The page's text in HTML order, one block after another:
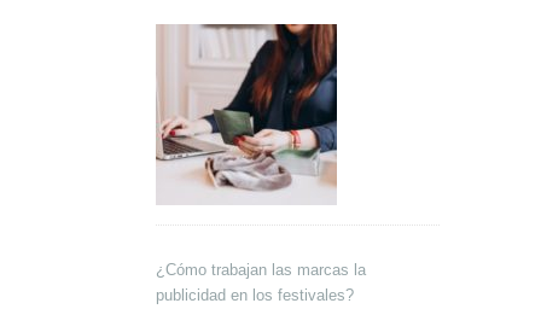
¿Cómo trabajan las marcas la
publicidad en los festivales?